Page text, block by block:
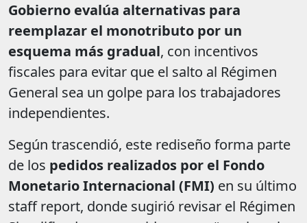
Gobierno evalúa alternativas para
reemplazar el monotributo por un
esquema más gradual, con incentivos
fiscales para evitar que el salto al Régimen
General sea un golpe para los trabajadores
independientes.
Según trascendió, este rediseño forma parte
de los pedidos realizados por el Fondo
Monetario Internacional (FMI) en su último
staff report, donde sugirió revisar el Régimen